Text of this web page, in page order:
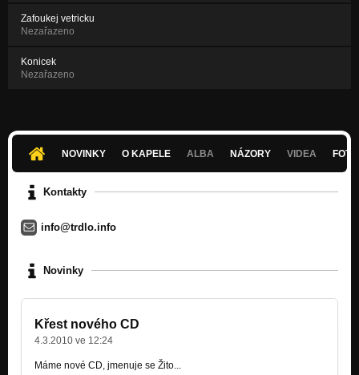
Zafoukej vetricku
Nezařazeno
Konicek
Nezařazeno
NOVINKY O KAPELE ALBA NÁZORY VIDEA
Kontakty
info@trdlo.info
Novinky
Křest nového CD
4.3.2010 ve 12:24
Máme nové CD, jmenuje se Žito...